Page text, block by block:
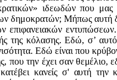
ιδεωδών που μας
δημοκρατών; Μήπως αυτή
επιφανειακών
της κόλασης. Εδώ, σ’
Εδώ είναι που
που την έχεισαν θεμέλιο,
κανείς σ' αυτή την